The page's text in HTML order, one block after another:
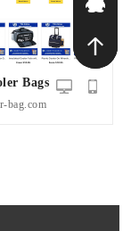
Bags
bag.com